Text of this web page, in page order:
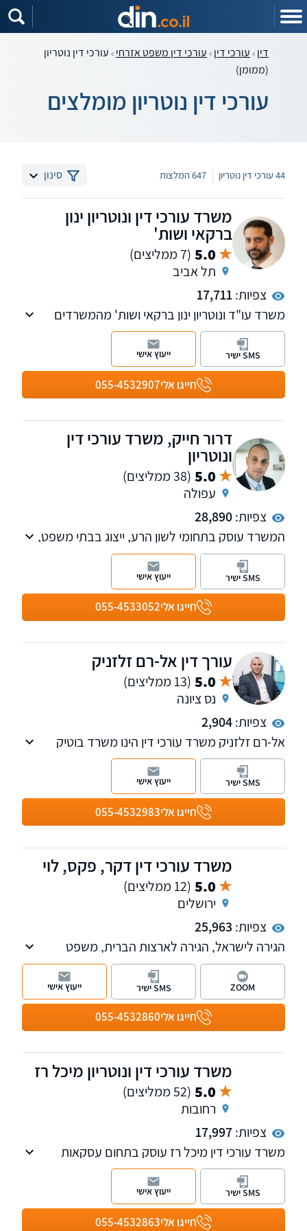
דין עורכי דין עורכי דין משפט אזרחי עורכי דין נוטריון
(ממומן)
עורכי דין נוטריון מומלצים
44 עורכי דין נוטריון 647 המלצות סינון
משרד עורכי דין ונוטריון ינון
ברקאי ושות'
5.0 (7 ממליצים)
תל אביב
צפיות:17,711
משרד עו"ד ונוטריון ינון ברקאי ושות' מהמשרדים
המובילים בתחומו. משרדנו עוסק במשפט
אזרחי-מסחרי-מקרקעין, כולל ייצוג חברות, מוסדות
ולקוחות פרטיים.
משרדנו ממוקם במגדלי ב.ס.ר סיטי בפתח תקווה
ונותן את שירותיו בכל חלקי הארץ. נשמח לראותכם
חייגו אלי055-4532907
SMS ישיר ייעוץ אישי
דרור חייק, משרד עורכי דין
ונוטריון
5.0 (38 ממליצים)
עפולה
צפיות:28,890
המשרד עוסק בתחומי לשון הרע, ייצוג בבתי משפט,
שירותי נוטריון ואזרחות זרה.
חייגו אלי055-4533052
SMS ישיר ייעוץ אישי
עורך דין אל-רם זלזניק
5.0 (13 ממליצים)
נס ציונה
צפיות:2,904
אל-רם זלזניק משרד עורכי דין הינו משרד בוטיק
איכותי ודינמי הממוקם בפארק המדע נס ציונה אשר
עוסק בתחומי המקרקעין, צוואות וירושות, דיני
משפחה, חדלות פירעון ופשיטות רגל.אני מאמין
ומקפיד על מתן שירות אישי, מקצועי ויעיל ביותר
לכל לקוח ולקוח תוך מתן דגש מיוחד על יחס אישי,
חייגו אלי055-4532983
SMS ישיר ייעוץ אישי
משרד עורכי דין דקר, פקס, לוי
5.0 (12 ממליצים)
ירושלים
צפיות: 25,963
הגירה לישראל, הגירה לארצות הברית, משפט
אזרחי מנהלי, אזרחי מסחרי
חייגו אלי055-4532860
ZOOM SMS ישיר ייעוץ אישי
משרד עורכי דין ונוטריון מיכל רז
5.0 (52 ממליצים)
רחובות
צפיות:17,997
משרד עורכי דין מיכל רז עוסק בתחום עסקאות
נדל"ן:
ייצוג ברכישה/ מכירה של נכסים/ דירות, התחדשות
עירונית, ייצוג רוכשי דירות חדשות מקבלנים, חוזים,
פינוי שוכרים, הסכמי שיתוף, פירוק שיתוף, פינוי
חייגו אלי055-4532863
SMS ישיר ייעוץ אישי